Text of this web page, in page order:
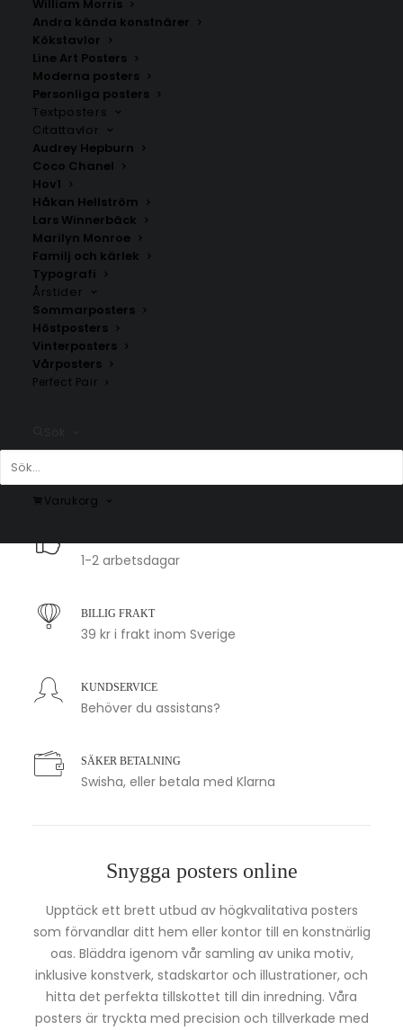
William Morris
Andra kända konstnärer
Kökstavlor
Line Art Posters
Moderna posters
Personliga posters
Textposters
Citattavlor
Audrey Hepburn
Coco Chanel
Hov1
Håkan Hellström
Lars Winnerbäck
Marilyn Monroe
Familj och kärlek
Typografi
Årstider
Sommarposters
Höstposters
Vinterposters
Vårposters
Perfect Pair
Varukorg
Joensuu
Fr.200.00kr
1-2 arbetsdagar
BILLIG FRAKT
39 kr i frakt inom Sverige
KUNDSERVICE
Behöver du assistans?
SÄKER BETALNING
Swisha, eller betala med Klarna
Snygga posters online
Upptäck ett brett utbud av högkvalitativa posters
som förvandlar ditt hem eller kontor till en konstnärlig
oas. Bläddra igenom vår samling av unika motiv,
inklusive konstverk, stadskartor och illustrationer, och
hitta det perfekta tillskottet till din inredning. Våra
posters är tryckta med precision och tillverkade med